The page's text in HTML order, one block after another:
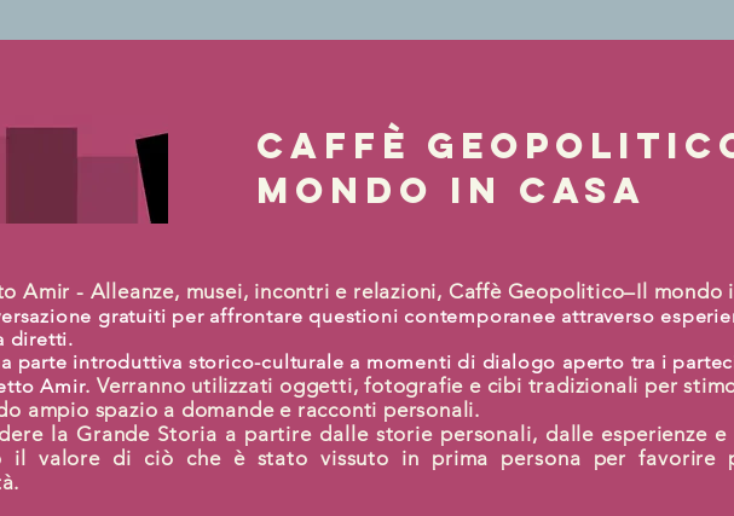
caffè
mondo in casa
Amir - Alleanze, musei, incontri e relazioni, Caffè Geopolitico–Il mondo
gratuiti per affrontare questioni contemporanee attraverso
diretti.
parte introduttiva storico-culturale a momenti di dialogo aperto tra i
Amir. Verranno utilizzati oggetti, fotografie e cibi tradizionali per
ampio spazio a domande e racconti personali.
la Grande Storia a partire dalle storie personali, dalle esperienze e
il valore di ciò che è stato vissuto in prima persona per favorire